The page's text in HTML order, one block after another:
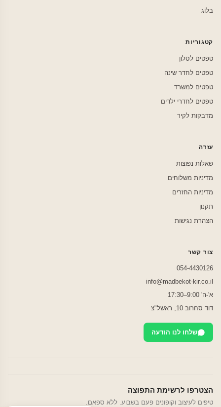
בלוג
קטגוריות
טפטים לסלון
טפטים לחדר שינה
טפטים למשרד
טפטים לחדרי ילדים
מדבקות לקיר
עזרה
שאלות נפוצות
מדיניות משלוחים
מדיניות החזרים
תקנון
הצהרת נגישות
צור קשר
054-4430126
info@madbekot-kir.co.il
א'-ה' 9:00–17:30
דוד סחרוב 10, ראשל"צ
שלחו לנו הודעה
הצטרפו לרשימת התפוצה
טיפים לעיצוב וקופונים פעם בשבוע. ללא ספאם.